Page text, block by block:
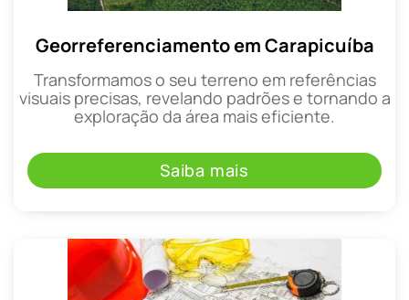
Georreferenciamento em Carapicuíba
Transformamos o seu terreno em referências
visuais precisas, revelando padrões e tornando a
exploração da área mais eficiente.
Saiba mais